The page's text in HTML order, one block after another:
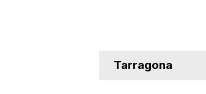
Tarragona